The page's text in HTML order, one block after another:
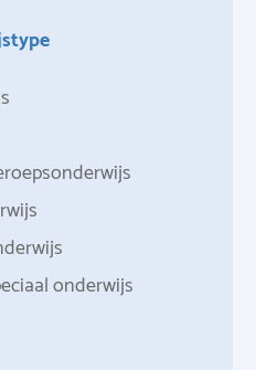
onderwijs